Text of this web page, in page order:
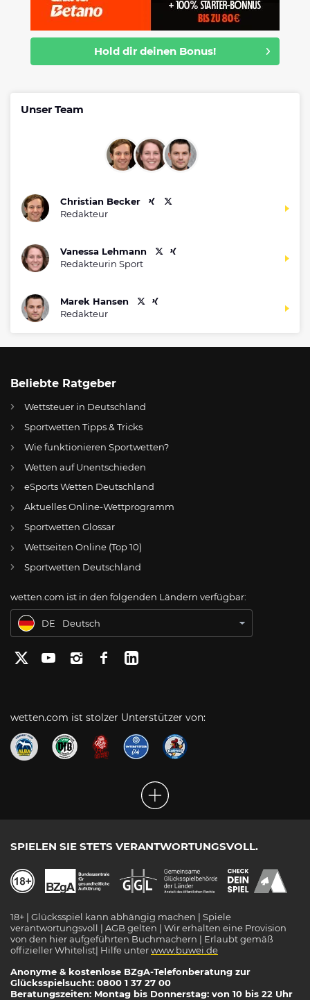
Hold dir deinen Bonus!
Unser Team
Christian Becker
Redakteur
Vanessa Lehmann
Redakteurin Sport
Marek Hansen
Redakteur
Beliebte Ratgeber
Wettsteuer in Deutschland
Sportwetten Tipps & Tricks
Wie funktionieren Sportwetten?
Wetten auf Unentschieden
eSports Wetten Deutschland
Aktuelles Online-Wettprogramm
Sportwetten Glossar
Wettseiten Online (Top 10)
Sportwetten Deutschland
wetten.com ist in den folgenden Ländern verfügbar:
AT Online Wetten Österreich
CH Online Glücksspiel Schweiz
Apostas Online no Brasil
DE
Deutsch
wetten.com ist stolzer Unterstützer von:
SPIELEN SIE STETS VERANTWORTUNGSVOLL.
18+ | Glücksspiel kann abhängig machen | Spiele
verantwortungsvoll | AGB gelten | Wir erhalten eine Provision
von den hier aufgeführten Buchmachern | Erlaubt gemäß
offizieller Whitelist| Hilfe unterwww.buwei.de
Anonyme & kostenlose BZgA-Telefonberatung zur
Glücksspielsucht: 0800 1 37 27 00
Beratungszeiten: Montag bis Donnerstag: von 10 bis 22 Uhr